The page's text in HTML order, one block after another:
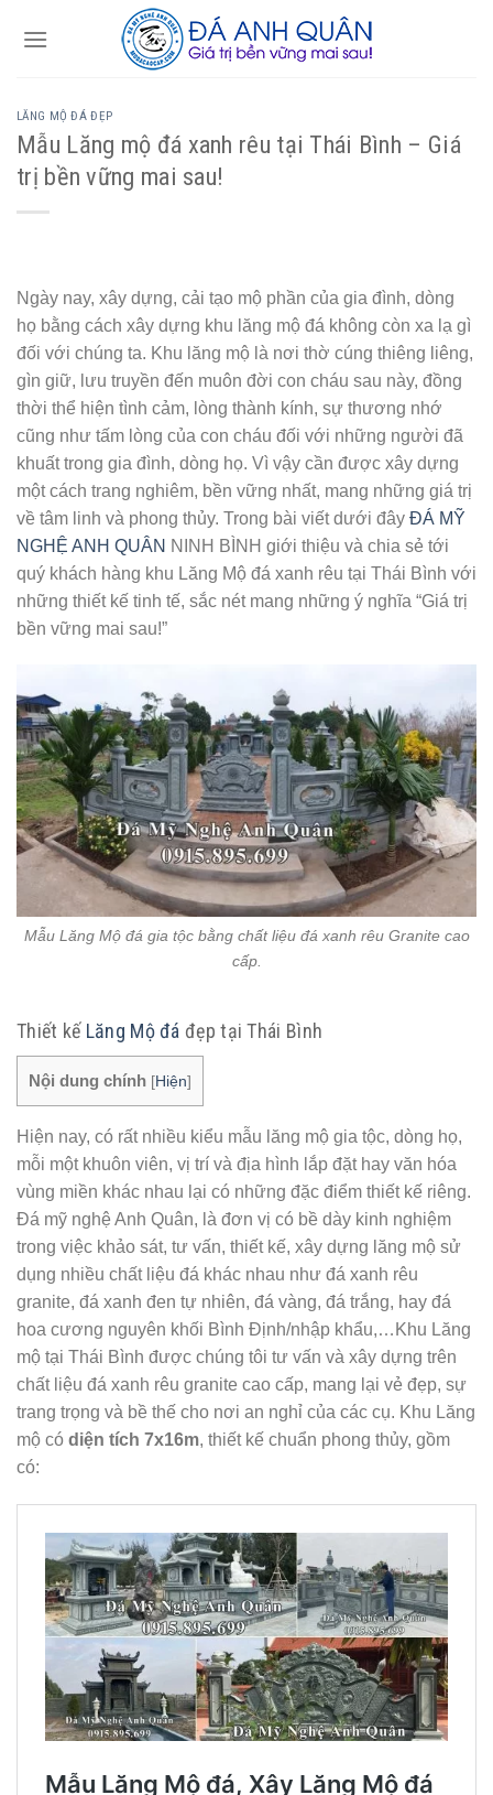
LĂNG MỘ ĐÁ ĐẸP
Mẫu Lăng mộ đá xanh rêu tại Thái Bình – Giá
trị bền vững mai sau!
Ngày nay, xây dựng, cải tạo mộ phần của gia đình, dòng
họ bằng cách xây dựng khu lăng mộ đá không còn xa lạ gì
đối với chúng ta. Khu lăng mộ là nơi thờ cúng thiêng liêng,
gìn giữ, lưu truyền đến muôn đời con cháu sau này, đồng
thời thể hiện tình cảm, lòng thành kính, sự thương nhớ
cũng như tấm lòng của con cháu đối với những người đã
khuất trong gia đình, dòng họ. Vì vậy cần được xây dựng
một cách trang nghiêm, bền vững nhất, mang những giá trị
về tâm linh và phong thủy. Trong bài viết dưới đây ĐÁ MỸ
NGHỆ ANH QUÂN NINH BÌNH giới thiệu và chia sẻ tới
quý khách hàng khu Lăng Mộ đá xanh rêu tại Thái Bình với
những thiết kế tinh tế, sắc nét mang những ý nghĩa “Giá trị
bền vững mai sau!”
Mẫu Lăng Mộ đá gia tộc bằng chất liệu đá xanh rêu Granite cao
cấp.
Thiết kế Lăng Mộ đá đẹp tại Thái Bình
Nội dung chính [Hiện]
Hiện nay, có rất nhiều kiểu mẫu lăng mộ gia tộc, dòng họ,
mỗi một khuôn viên, vị trí và địa hình lắp đặt hay văn hóa
vùng miền khác nhau lại có những đặc điểm thiết kế riêng.
Đá mỹ nghệ Anh Quân, là đơn vị có bề dày kinh nghiệm
trong việc khảo sát, tư vấn, thiết kế, xây dựng lăng mộ sử
dụng nhiều chất liệu đá khác nhau như đá xanh rêu
granite, đá xanh đen tự nhiên, đá vàng, đá trắng, hay đá
hoa cương nguyên khối Bình Định/nhập khẩu,…Khu Lăng
mộ tại Thái Bình được chúng tôi tư vấn và xây dựng trên
chất liệu đá xanh rêu granite cao cấp, mang lại vẻ đẹp, sự
trang trọng và bề thế cho nơi an nghỉ của các cụ. Khu Lăng
mộ có diện tích 7x16m, thiết kế chuẩn phong thủy, gồm
có: